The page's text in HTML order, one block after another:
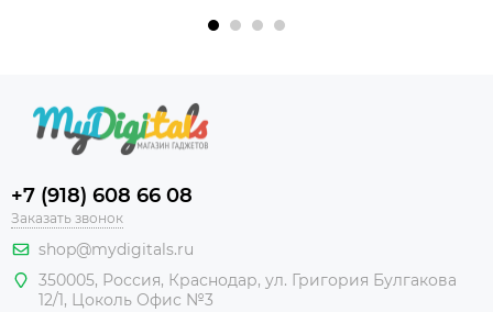
+7 (918) 608 66 08
Заказать звонок
shop@mydigitals.ru
350005, Россия, Краснодар, ул. Григория Булгакова
12/1, Цоколь Офис №3